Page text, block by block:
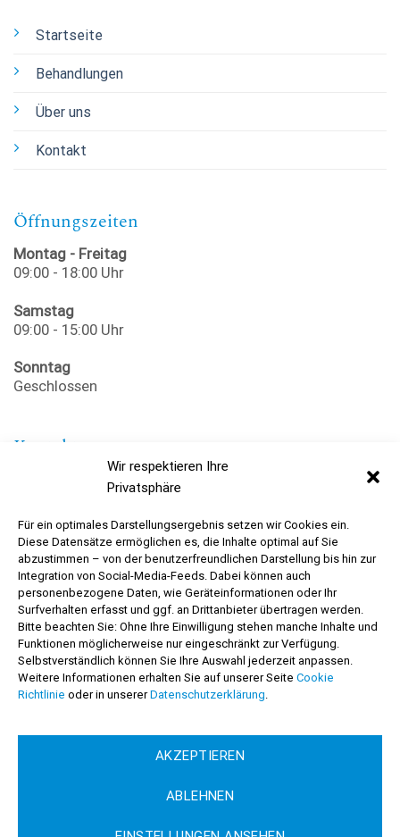
Wir respektieren Ihre
Privatsphäre
Für ein optimales Darstellungsergebnis setzen wir Cookies ein.
Diese Datensätze ermöglichen es, die Inhalte optimal auf Sie
abzustimmen – von der benutzerfreundlichen Darstellung bis hin zur
Integration von Social-Media-Feeds. Dabei können auch
personenbezogene Daten, wie Geräteinformationen oder Ihr
Surfverhalten erfasst und ggf. an Drittanbieter übertragen werden.
Bitte beachten Sie: Ohne Ihre Einwilligung stehen manche Inhalte und
Funktionen möglicherweise nur eingeschränkt zur Verfügung.
Selbstverständlich können Sie Ihre Auswahl jederzeit anpassen.
Weitere Informationen erhalten Sie auf unserer Seite Cookie
Richtlinie oder in unsererDatenschutzerklärung
AKZEPTIEREN
ABLEHNEN
Startseite
Behandlungen
Über uns
Kontakt
Öffnungszeiten
Montag - Freitag
09:00 - 18:00 Uhr
Samstag
09:00 - 15:00 Uhr
Sonntag
Geschlossen
Kontakt
Lozan Wellness & Beauty Spa
Kaiserstraße 12
66849 Landstuhl
+49 6371 40 44 74
Sofern nicht anders angegeben verstehen sich alle Preise inkl. 19%
gesetzl. MwSt. und zzgl. Versandkosten.